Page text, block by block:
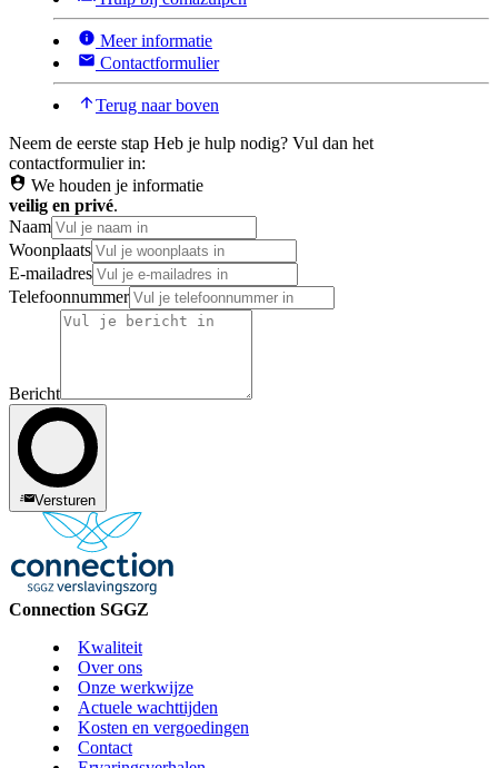
Meer informatie
Contactformulier
Terug naar boven
Neem de eerste stap Heb je hulp nodig? Vul dan het
contactformulier in:
We houden je informatie
veilig en privé.
Naam
Woonplaats
E-mailadres
Telefoonnummer
Bericht
Versturen
Connection SGGZ
Kwaliteit
Over ons
Onze werkwijze
Actuele wachttijden
Kosten en vergoedingen
Contact